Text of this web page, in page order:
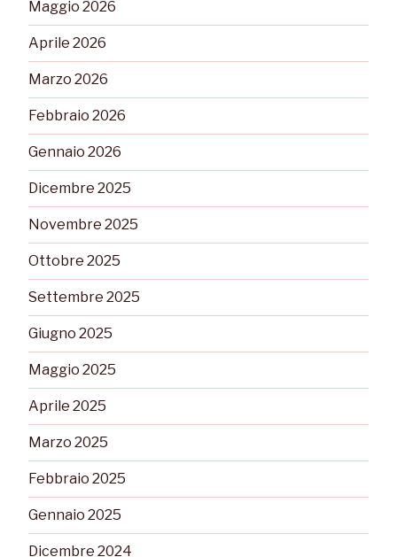
Maggio 2026
Aprile 2026
Marzo 2026
Febbraio 2026
Gennaio 2026
Dicembre 2025
Novembre 2025
Ottobre 2025
Settembre 2025
Giugno 2025
Maggio 2025
Aprile 2025
Marzo 2025
Febbraio 2025
Gennaio 2025
Dicembre 2024